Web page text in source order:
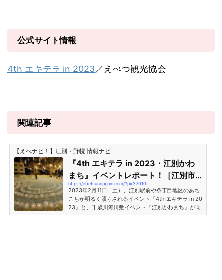
公式サイト情報
4th エキテラ in 2023／えべつ観光協会
関連記事
【えべナビ！】江別・野幌 情報ナビ
『4th エキテラ in 2023・江別かわ
まち』イベントレポート！［江別市
条丁目・千歳川河川敷・旧江別小学
校・眞願寺・コミセン］
https://ebetsunopporo.com/?p=37010
2023年2月11日（土）、江別駅前や条丁目地区のあち
こちが明るく照らされるイベント『4th エキテラ in 20
23』と、千歳川河川敷イベント『江別かわまち』が同
日開催となりました。イベント当日に家族で出かけて